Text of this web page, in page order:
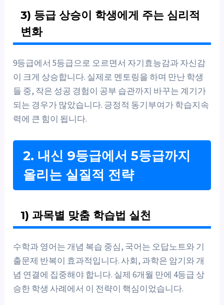
3) 등급 상승이 학생에게 주는 심리적
변화
9등급에서 5등급으로 오르면서 자기효능감과 자신감
이 크게 상승합니다. 실제로 멘토링을 하며 만난 학생
들 중, 작은 성공 경험이 공부 습관까지 바꾸는 계기가
되는 경우가 많았습니다. 긍정적 동기부여가 학습지속
력에 큰 힘이 됩니다.
2. 내신 9등급에서 5등급까지
올리는 실질적 전략
1) 과목별 맞춤 학습법 실천
수학과 영어는 개념 복습 중심, 국어는 오답노트와 기
출문제 반복이 효과적입니다. 사회, 과학은 암기와 개
념 연결에 집중해야 합니다. 실제 6개월 만에 4등급 상
승한 학생 사례에서 이 전략이 핵심이었습니다.